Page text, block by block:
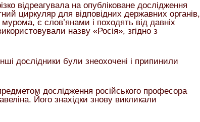
відреагувала на опубліковане дослідження
циркуляр для відповідних державних органів,
є слов’янами і походять від давніх
назву «Росія», згідно з
дослідники були знеохочені і припинили
дослідження російського професора
Його знахідки знову викликали